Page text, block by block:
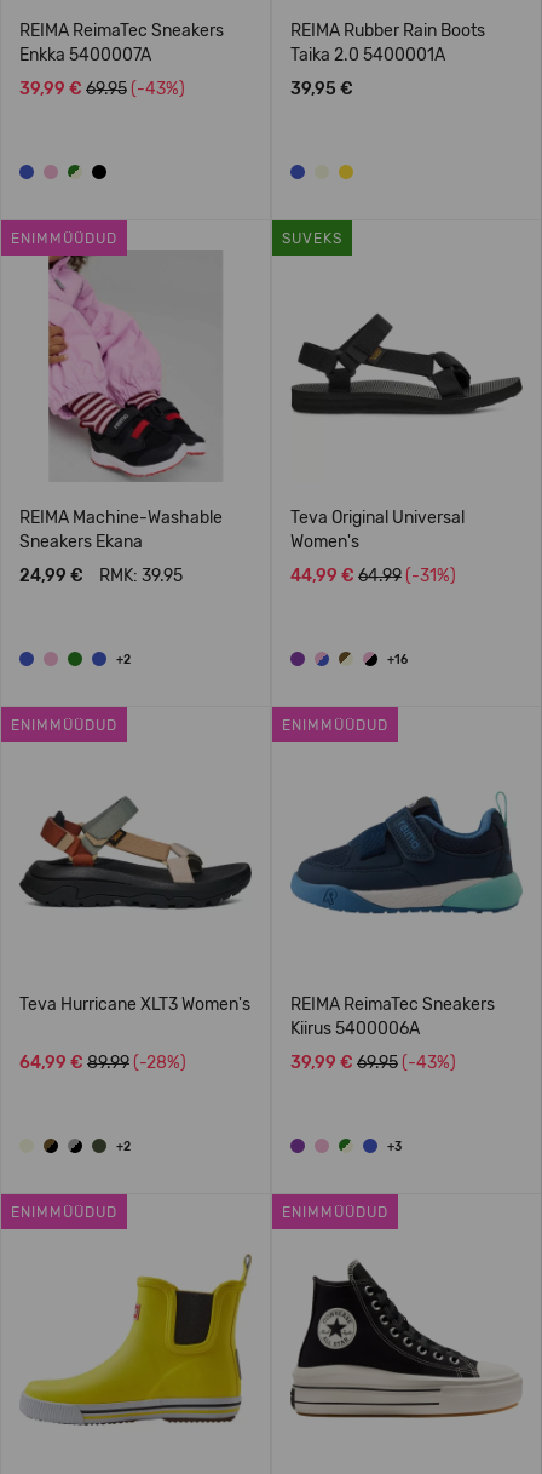
REIMA ReimaTec Sneakers
Enkka 5400007A
39,99 € 69.95 (-43%)
REIMA Rubber Rain Boots
Taika 2.0 5400001A
39,95 €
ENIMMÜÜDUD
REIMA Machine-Washable
Sneakers Ekana
24,99 €
RMK: 39.95
+2
SUVEKS
Teva Original Universal
Women's
44,99 € 64.99 (-31%)
+16
ENIMMÜÜDUD
Teva Hurricane XLT3 Women's
64,99 € 89.99 (-28%)
+2
ENIMMÜÜDUD
REIMA ReimaTec Sneakers
Kiirus 5400006A
39,99 € 69.95 (-43%)
+3
ENIMMÜÜDUD ENIMMÜÜDUD